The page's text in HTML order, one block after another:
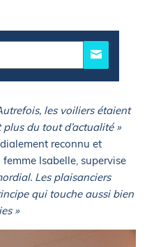
les voiliers étaient
du tout d’actualité »
reconnu et
Isabelle, supervise
Les plaisanciers
qui touche aussi bien
»